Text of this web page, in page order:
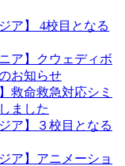
ア】 4校目となる
ア】クウェディボ
お知らせ
救命救急対応シミ
ました
ア】３校目となる
ア】アニメーショ